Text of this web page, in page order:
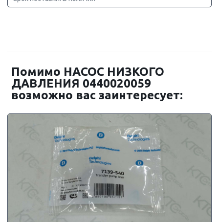
Помимо НАСОС НИЗКОГО
ДАВЛЕНИЯ 0440020059
возможно вас заинтересует: